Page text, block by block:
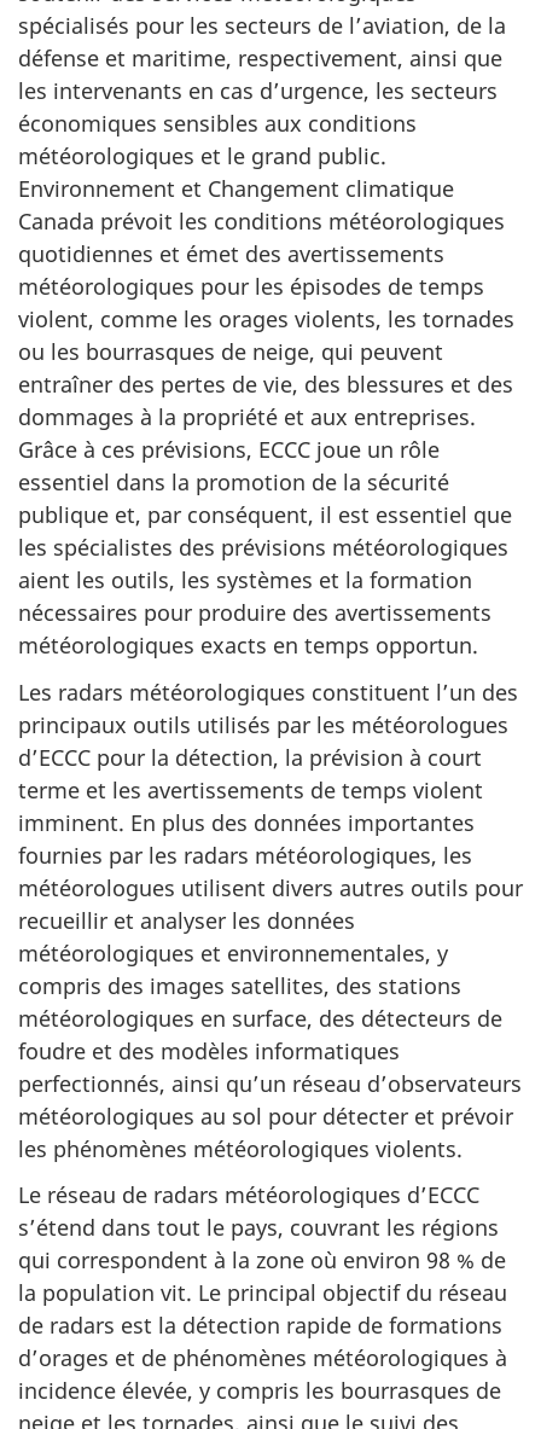
spécialisés pour les secteurs de l’aviation, de la
défense et maritime, respectivement, ainsi que
les intervenants en cas d’urgence, les secteurs
économiques sensibles aux conditions
météorologiques et le grand public.
Environnement et Changement climatique
Canada prévoit les conditions météorologiques
quotidiennes et émet des avertissements
météorologiques pour les épisodes de temps
violent, comme les orages violents, les tornades
ou les bourrasques de neige, qui peuvent
entraîner des pertes de vie, des blessures et des
dommages à la propriété et aux entreprises.
Grâce à ces prévisions, ECCC joue un rôle
essentiel dans la promotion de la sécurité
publique et, par conséquent, il est essentiel que
les spécialistes des prévisions météorologiques
aient les outils, les systèmes et la formation
nécessaires pour produire des avertissements
météorologiques exacts en temps opportun.
Les radars météorologiques constituent l’un des
principaux outils utilisés par les météorologues
d’ECCC pour la détection, la prévision à court
terme et les avertissements de temps violent
imminent. En plus des données importantes
fournies par les radars météorologiques, les
météorologues utilisent divers autres outils pour
recueillir et analyser les données
météorologiques et environnementales, y
compris des images satellites, des stations
météorologiques en surface, des détecteurs de
foudre et des modèles informatiques
perfectionnés, ainsi qu’un réseau d’observateurs
météorologiques au sol pour détecter et prévoir
les phénomènes météorologiques violents.
Le réseau de radars météorologiques d’ECCC
s’étend dans tout le pays, couvrant les régions
qui correspondent à la zone où environ 98 % de
la population vit. Le principal objectif du réseau
de radars est la détection rapide de formations
d’orages et de phénomènes météorologiques à
incidence élevée, y compris les bourrasques de
neige et les tornades, ainsi que le suivi des